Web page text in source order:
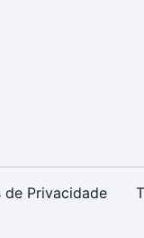
de Privacidade